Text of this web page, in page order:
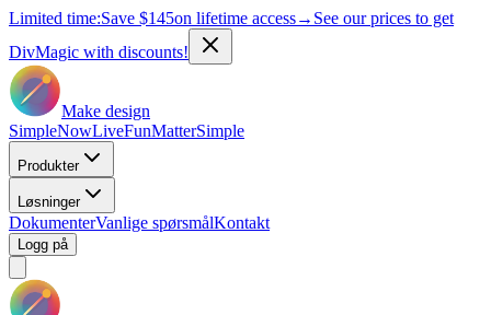
Limited time:Save $145on lifetime access→ See our prices to get
DivMagic with discounts!
Make design
SimpleNowLiveFunMatterSimple
Produkter
Løsninger
DokumenterVanlige spørsmålKontakt
Logg på